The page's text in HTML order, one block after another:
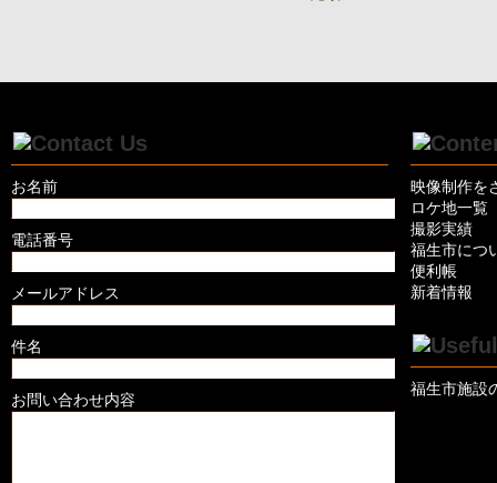
お名前
電話番号
メールアドレス
件名
お問い合わせ内容
映像制作を
ロケ地一覧
撮影実績
福生市につ
便利帳
新着情報
福生市施設